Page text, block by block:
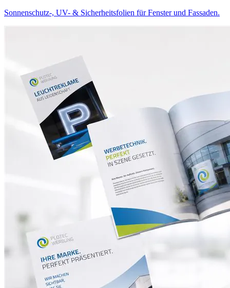
Sonnenschutz-, UV- & Sicherheitsfolien für Fenster und Fassaden.